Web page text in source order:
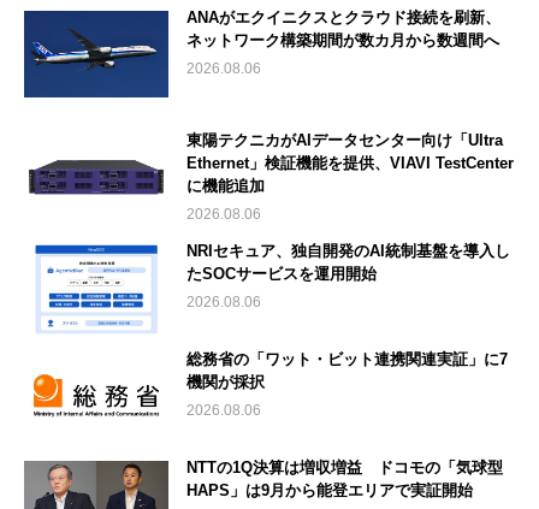
ANAがエクイニクスとクラウド接続を刷新、
ネットワーク構築期間が数カ月から数週間へ
2026.08.06
東陽テクニカがAIデータセンター向け「Ultra
Ethernet」検証機能を提供、VIAVI TestCenter
に機能追加
2026.08.06
NRIセキュア、独自開発のAI統制基盤を導入し
たSOCサービスを運用開始
2026.08.06
総務省の「ワット・ビット連携関連実証」に7
機関が採択
2026.08.06
NTTの1Q決算は増収増益 ドコモの「気球型
HAPS」は9月から能登エリアで実証開始